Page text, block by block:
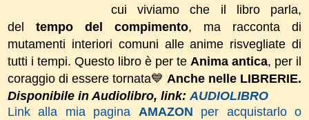
cui viviamo che il libro parla,
del tempo del compimento, ma racconta di
mutamenti interiori comuni alle anime risvegliate di
tutti i tempi. Questo libro è per te Anima antica, per il
coraggio di essere tornata💙 Anche nelle LIBRERIE.
Disponibile in Audiolibro, link: AUDIOLIBRO
Link alla mia pagina AMAZON per acquistarlo o